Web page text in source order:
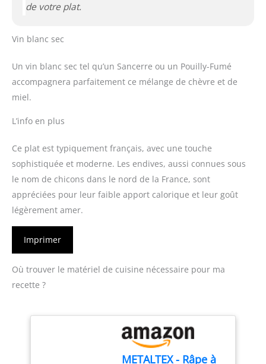
de votre plat.
Vin blanc sec
Un vin blanc sec tel qu’un Sancerre ou un Pouilly-Fumé
accompagnera parfaitement ce mélange de chèvre et de
miel.
L’info en plus
Ce plat est typiquement français, avec une touche
sophistiquée et moderne. Les endives, aussi connues sous
le nom de chicons dans le nord de la France, sont
appréciées pour leur faible apport calorique et leur goût
légèrement amer.
Imprimer
Où trouver le matériel de cuisine nécessaire pour ma
recette ?
METALTEX - Râpe à